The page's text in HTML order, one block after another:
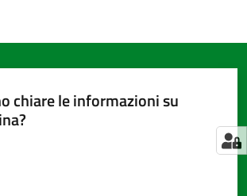
chiare le informazioni su